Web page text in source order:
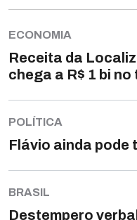
ECONOMIA
Receita da
chega a R$ 1 bi
POLÍTICA
Flávio ainda pode
BRASIL
Destempero